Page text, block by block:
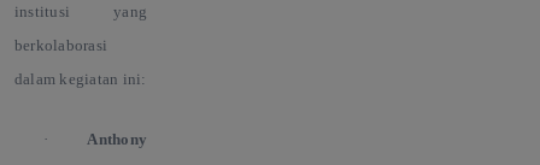
institusi yang
berkolaborasi
dalam kegiatan ini:
·
Anthony